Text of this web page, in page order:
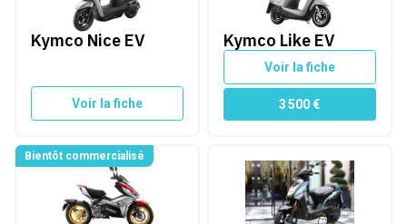
Kymco Nice EV
Voir la fiche
Kymco Like EV
Voir la fiche
3 500€
Kymco F9
Bientôt commercialisé
Kymco Agility électrique